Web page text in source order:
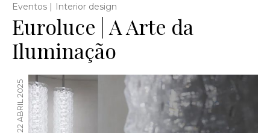
Eventos | Interior design
Euroluce | A Arte da
Iluminação
22 ABRIL 2025